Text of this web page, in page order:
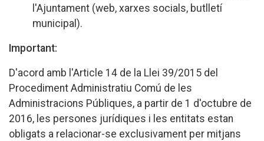
l'Ajuntament (web, xarxes socials, butlletí
municipal).
Important:
D'acord amb l'Article 14 de la Llei 39/2015 del
Procediment Administratiu Comú de les
Administracions Públiques, a partir de 1 d'octubre de
2016, les persones jurídiques i les entitats estan
obligats a relacionar-se exclusivament per mitjans